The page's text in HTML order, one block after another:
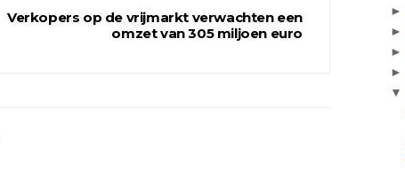
Verkopers op de vrijmarkt verwachten een
omzet van 305 miljoen euro
►
►
►
►
▼